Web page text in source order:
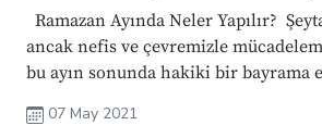
Ramazan Ayında Neler Yapılır?
ancak nefis ve çevremizle
bu ayın sonunda hakiki bir bayrama
yol haritamız var. Müslümanın ...
07 May 2021